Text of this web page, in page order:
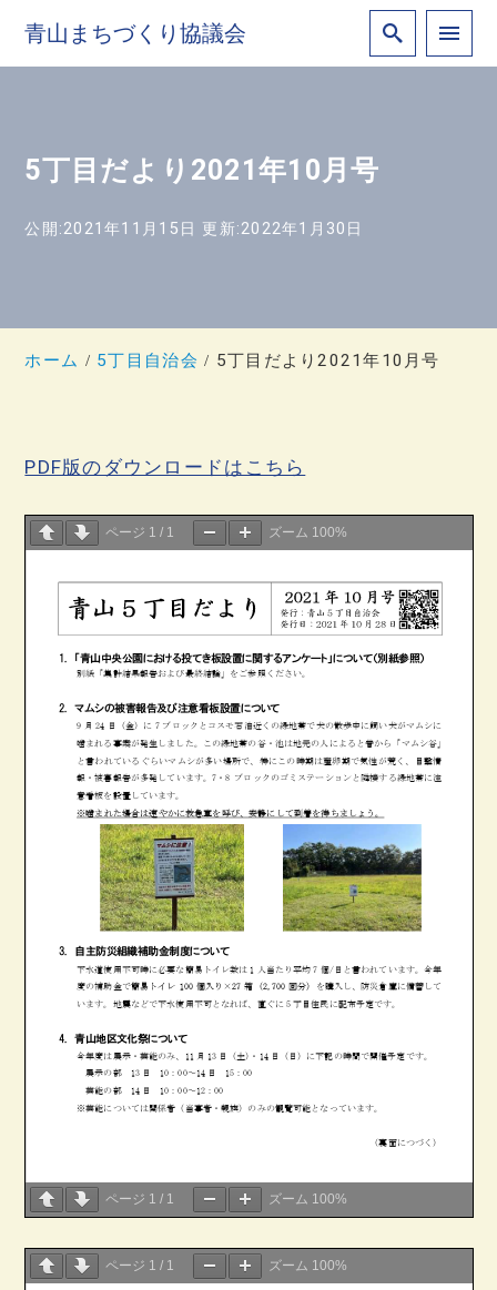
青山まちづくり協議会
5丁目だより2021年10月号
公開:2021年11月15日 更新:2022年1月30日
ホーム 5丁目自治会 5丁目だより2021年10月号
PDF版のダウンロードはこちら
ページ 1 / 1 ズーム 100%
ページ 1 / 1 ズーム 100%
ページ 1 / 1 ズーム 100%